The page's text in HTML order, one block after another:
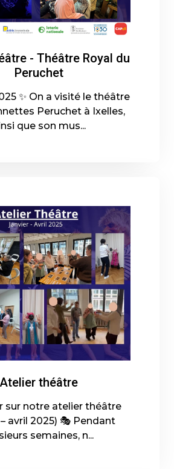
- Théâtre Royal du
Peruchet
✨ On a visité le théâtre
Peruchet à Ixelles,
que son mus...
Atelier théâtre
sur notre atelier théâtre
avril 2025) 🎭 Pendant
semaines, n...